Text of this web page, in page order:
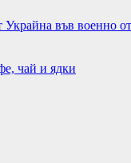
Украйна във военно
чай и ядки